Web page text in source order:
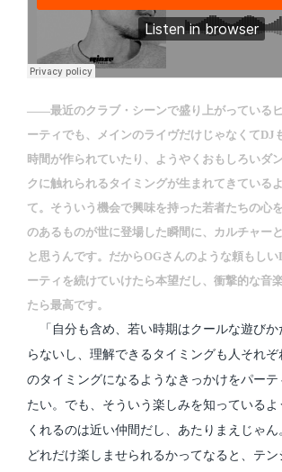
――最近のクラブ・シーンで盛り上がっている
ーティでも、メインのライヴだけじゃなくてDJ
時間が作られていたり、ようやくおもしろいダ
クに触れられるタイミングが生まれてきている
て。そういう機会で興味を持った若者たちの心
のあるものが世に登場した瞬間に、カルチャー
と思うんです。だからOGさんのような頼もし
ーティを続けていけたら本望だし、衝撃的な音
たら最高です。
「自分も含め、若い時期はクールな遊びか
らないし、理解できるタイミングも人それ
のタイミングになるようなきっかけをパーテ
たい。でも、そういう楽しみを知っているよ
くれるのは近い仲間だし、あたりまえじゃ
どれだけ楽しませられるかってなると、テン